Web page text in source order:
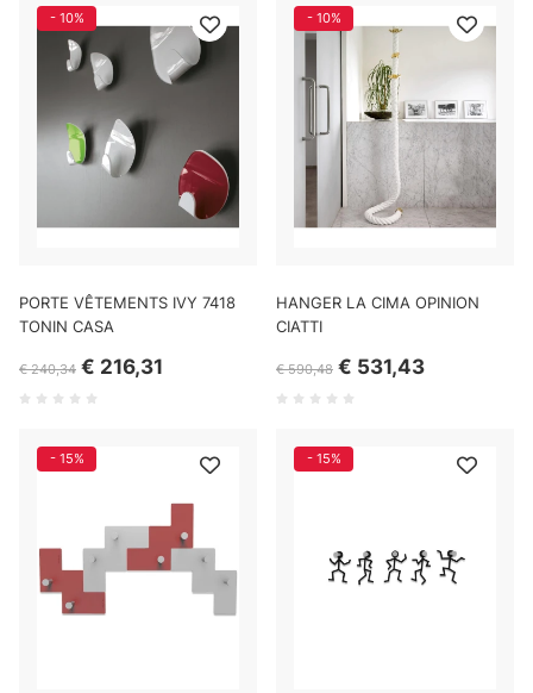
- 10%
PORTE VÊTEMENTS IVY 7418
TONIN CASA
€ 240,34 € 216,31
- 10%
HANGER LA CIMA OPINION
CIATTI
€ 590,48 € 531,43
- 15% - 15%